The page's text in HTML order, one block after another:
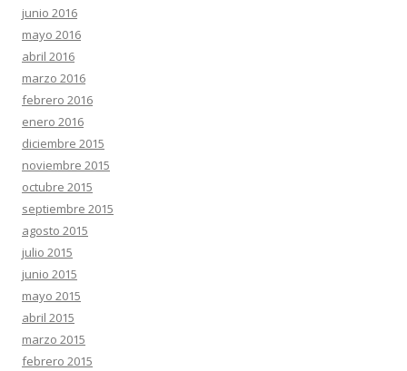
junio 2016
mayo 2016
abril 2016
marzo 2016
febrero 2016
enero 2016
diciembre 2015
noviembre 2015
octubre 2015
septiembre 2015
agosto 2015
julio 2015
junio 2015
mayo 2015
abril 2015
marzo 2015
febrero 2015